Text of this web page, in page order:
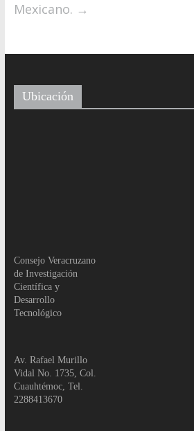
Mexicano. →
Ubicación
Consejo Veracruzano
de Investigación
Científica y
Desarrollo
Tecnológico
Av. Rafael Murillo
Vidal No. 1735, Col.
Cuauhtémoc, Tel.
2288413670